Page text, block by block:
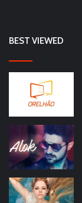
BEST VIEWED